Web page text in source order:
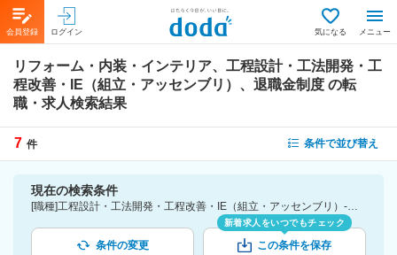
会員登録 ログイン 気になる メニュー
リフォーム・内装・インテリア、工程設計・工法開発・工
程改善・IE（組立・アッセンブリ）、退職金制度 の転
職・求人検索結果
7 件 条件で並び替え
現在の検索条件
[職種]工程設計・工法開発・工程改善・IE（組立・アッセンブリ）-生産技術 [業種]リフォーム・内装・インテリア-建設・プラント・不動産業界 [詳細条件](待遇・福利厚生)退職金制度
条件の変更
新着求人をいつでもチェック
この条件を保存